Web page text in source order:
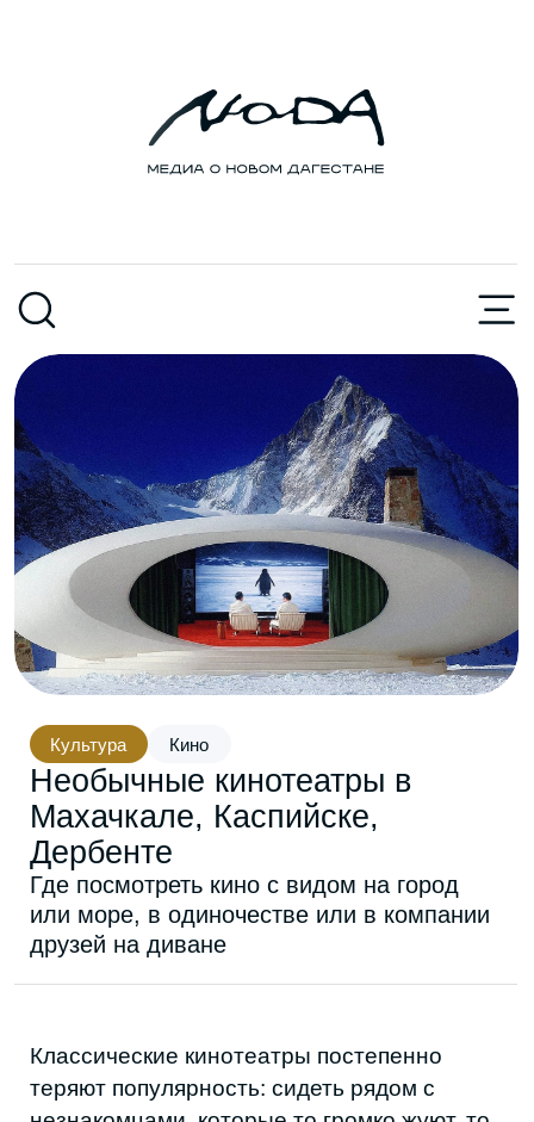
Необычные кинотеатры в
Махачкале, Каспийске,
Дербенте
или море, в одиночестве или в компании
друзей на диване
Культура
Классические кинотеатры постепенно
теряют популярность: сидеть рядом с
незнакомцами, которые то громко жуют, то
не могут найти свое место, хочется не
всегда. В таком случае можно и дома
теплом пространстве, пока на улице
непогода, пересмотреть любимую картину